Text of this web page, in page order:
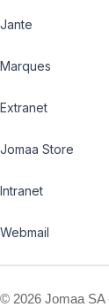
Jante
Marques
Extranet
Jomaa Store
Intranet
Webmail
© 2026 Jomaa